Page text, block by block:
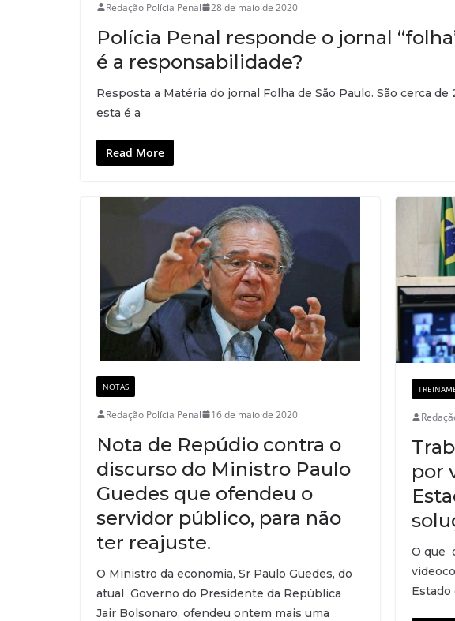
Redação Polícia Penal 28 de maio de 2020
Polícia Penal responde o jornal
é a responsabilidade?
Resposta a Matéria do jornal Folha de São Paulo. São cerca
esta é a
Read More
NOTAS
Redação Polícia Penal 16 de maio de 2020
Nota de Repúdio contra o
discurso do Ministro Paulo
Guedes que ofendeu o
servidor público, para não
ter reajuste.
O Ministro da economia, Sr Paulo Guedes, do
atual Governo do Presidente da República
Jair Bolsonaro, ofendeu ontem mais uma
por
O que
Estado